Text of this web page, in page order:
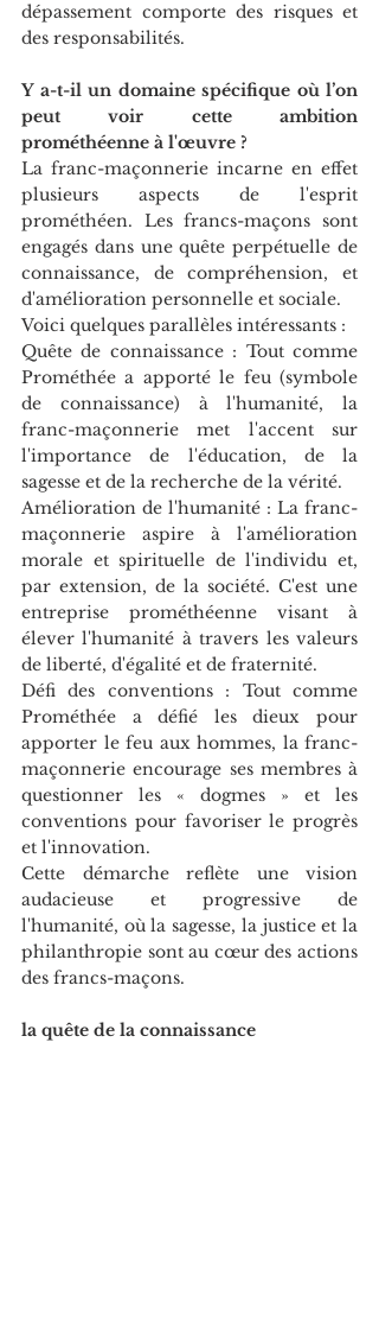
dépassement comporte des risques et
des responsabilités.
Y a-t-il un domaine spécifique où l’on
peut voir cette ambition
prométhéenne à l'œuvre ?
La franc-maçonnerie incarne en effet
plusieurs aspects de l'esprit
prométhéen. Les francs-maçons sont
engagés dans une quête perpétuelle de
connaissance, de compréhension, et
d'amélioration personnelle et sociale.
Voici quelques parallèles intéressants :
Quête de connaissance : Tout comme
Prométhée a apporté le feu (symbole
de connaissance) à l'humanité, la
franc-maçonnerie met l'accent sur
l'importance de l'éducation, de la
sagesse et de la recherche de la vérité.
Amélioration de l'humanité : La franc-
maçonnerie aspire à l'amélioration
morale et spirituelle de l'individu et,
par extension, de la société. C'est une
entreprise prométhéenne visant à
élever l'humanité à travers les valeurs
de liberté, d'égalité et de fraternité.
Défi des conventions : Tout comme
Prométhée a défié les dieux pour
apporter le feu aux hommes, la franc-
maçonnerie encourage ses membres à
questionner les « dogmes » et les
conventions pour favoriser le progrès
et l'innovation.
Cette démarche reflète une vision
audacieuse et progressive de
l'humanité, où la sagesse, la justice et la
philanthropie sont au cœur des actions
des francs-maçons.
la quête de la connaissance